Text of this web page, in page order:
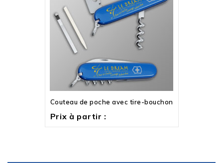
Couteau de poche avec tire-bouchon
Prix à partir :